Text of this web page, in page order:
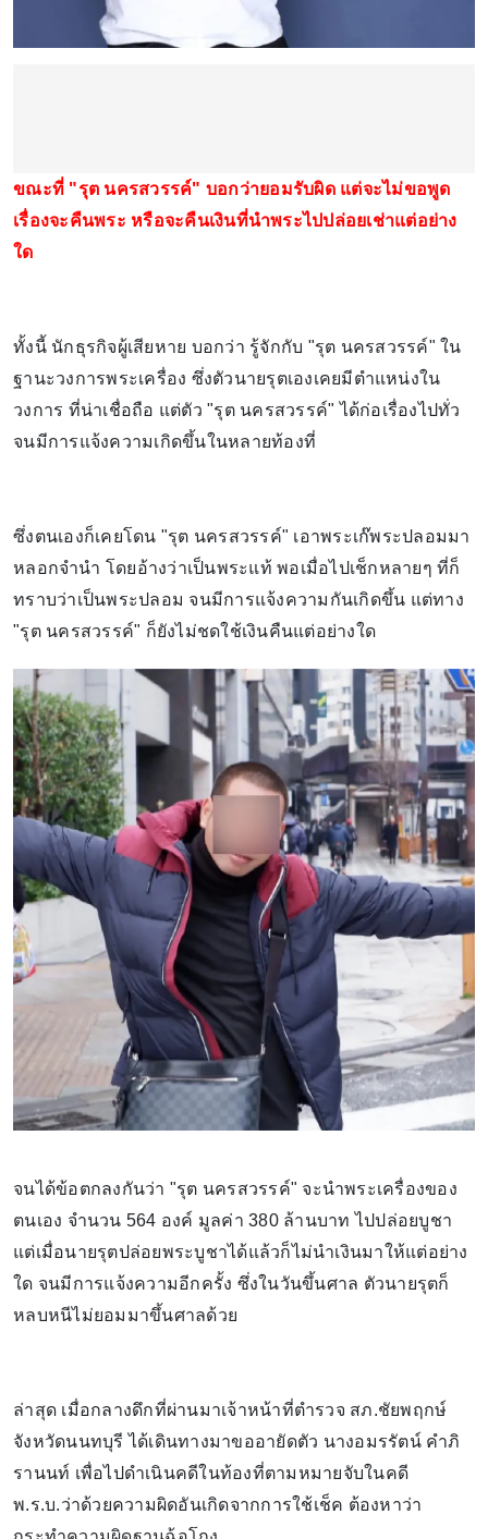
ขณะที่ "รุต นครสวรรค์" บอกว่ายอมรับผิด แต่จะไม่ขอพูด
เรื่องจะคืนพระ หรือจะคืนเงินที่นำพระไปปล่อยเช่าแต่อย่าง
ใด
ทั้งนี้ นักธุรกิจผู้เสียหาย บอกว่า รู้จักกับ "รุต นครสวรรค์" ใน
ฐานะวงการพระเครื่อง ซึ่งตัวนายรุตเองเคยมีตำแหน่งใน
วงการ ที่น่าเชื่อถือ แต่ตัว "รุต นครสวรรค์" ได้ก่อเรื่องไปทั่ว
จนมีการแจ้งความเกิดขึ้นในหลายท้องที่
ซึ่งตนเองก็เคยโดน "รุต นครสวรรค์" เอาพระเก๊พระปลอมมา
หลอกจำนำ โดยอ้างว่าเป็นพระแท้ พอเมื่อไปเช็กหลายๆ ที่ก็
ทราบว่าเป็นพระปลอม จนมีการแจ้งความกันเกิดขึ้น แต่ทาง
"รุต นครสวรรค์" ก็ยังไม่ชดใช้เงินคืนแต่อย่างใด
จนได้ข้อตกลงกันว่า "รุต นครสวรรค์" จะนำพระเครื่องของ
ตนเอง จำนวน 564 องค์ มูลค่า 380 ล้านบาท ไปปล่อยบูชา
แต่เมื่อนายรุตปล่อยพระบูชาได้แล้วก็ไม่นำเงินมาให้แต่อย่าง
ใด จนมีการแจ้งความอีกครั้ง ซึ่งในวันขึ้นศาล ตัวนายรุตก็
หลบหนีไม่ยอมมาขึ้นศาลด้วย
ล่าสุด เมื่อกลางดึกที่ผ่านมาเจ้าหน้าที่ตำรวจ สภ.ชัยพฤกษ์
จังหวัดนนทบุรี ได้เดินทางมาขออายัดตัว นางอมรรัตน์ คำภิ
รานนท์ เพื่อไปดำเนินคดีในท้องที่ตามหมายจับในคดี
พ.ร.บ.ว่าด้วยความผิดอันเกิดจากการใช้เช็ค ต้องหาว่า